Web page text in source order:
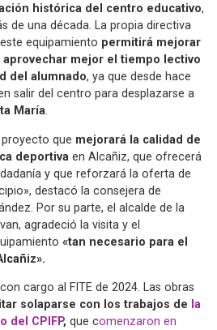
histórica del centro educativo,
de una década. La propia directiva
equipamiento permitirá mejorar
aprovechar mejor el tiempo lectivo
del alumnado, ya que desde hace
salir del centro para desplazarse a
María.
que mejorará la calidad de
deportiva en Alcañiz, que ofrecerá
y que reforzará la oferta de
destacó la consejera de
Por su parte, el alcalde de la
agradeció la visita y el
«tan necesario para el
cargo al FITE de 2024. Las obras
solaparse con los trabajos de la
del CPIFP, que comenzaron en